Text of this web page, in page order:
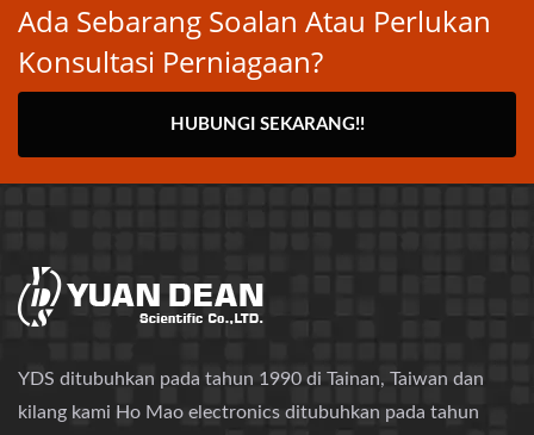
Ada Sebarang Soalan Atau Perlukan
Konsultasi Perniagaan?
HUBUNGI SEKARANG!!
YDS ditubuhkan pada tahun 1990 di Tainan, Taiwan dan
kilang kami Ho Mao electronics ditubuhkan pada tahun